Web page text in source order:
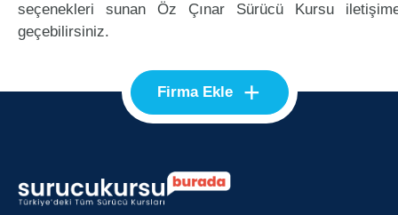
seçenekleri sunan Öz Çınar Sürücü Kursu
geçebilirsiniz.
Firma Ekle +